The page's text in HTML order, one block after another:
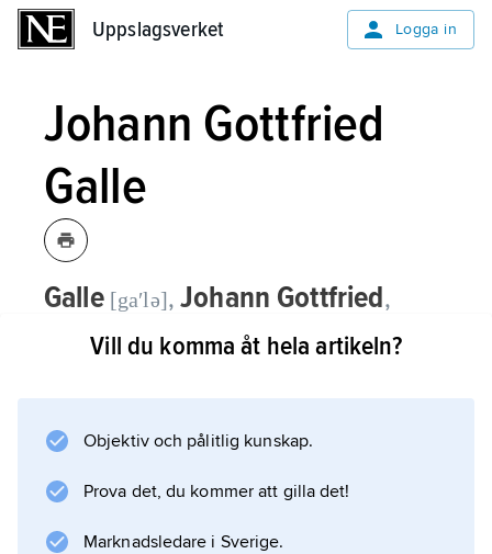
Uppslagsverket Logga in
Johann Gottfried
Galle
Galle [gaʹlə],Johann Gottfried,
1812–1910, tysk astronom, professor
och chef för observatoriet i Breslau
Som assistent vid observatoriet i Berlin fann
Galle 1846 planeten Neptunus nära den plats
på himlen som Urbain Leverrier meddelat
honom efter beräkningar gjorda på grund av
Vill du komma åt hela artikeln?
Objektiv och pålitlig kunskap.
Prova det, du kommer att gilla det!
Marknadsledare i Sverige.